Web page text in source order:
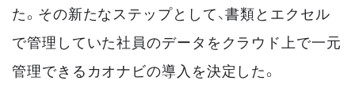
た。その新たなステップとして、書類とエクセル
で管理していた社員のデータをクラウド上で一元
管理できるカオナビの導入を決定した。